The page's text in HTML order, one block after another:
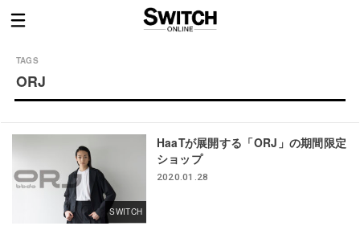
ORJ
SWITCH
HaaTが展開する「ORJ」の期間限定
ショップ
2020.01.28